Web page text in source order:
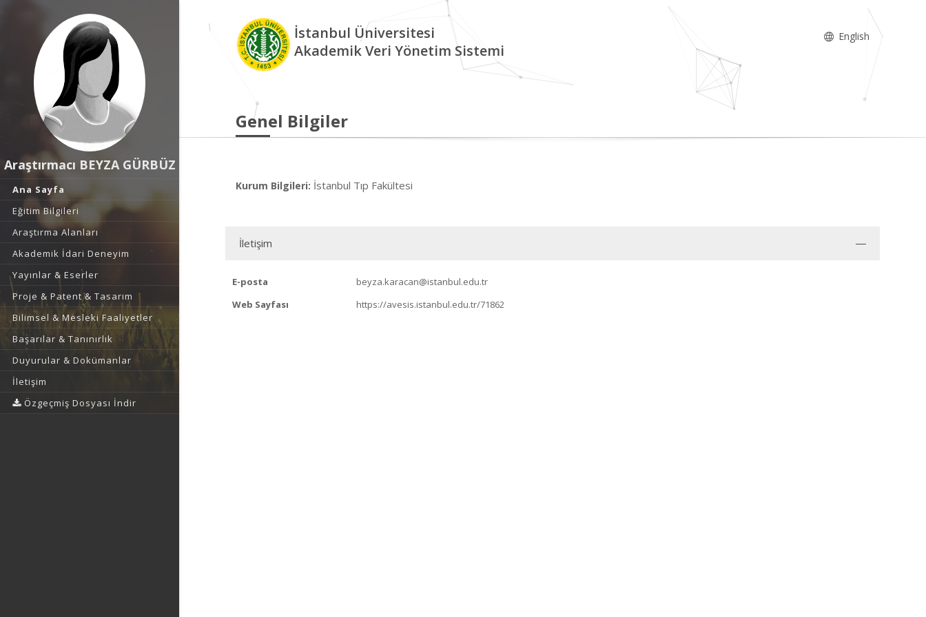
Araştırmacı BEYZA GÜRBÜZ
Ana Sayfa
Eğitim Bilgileri
Araştırma Alanları
Akademik İdari Deneyim
Yayınlar & Eserler
Proje & Patent & Tasarım
Bilimsel & Mesleki Faaliyetler
Başarılar & Tanınırlık
Duyurular & Dokümanlar
İletişim
Özgeçmiş Dosyası İndir
İstanbul Üniversitesi
Akademik Veri Yönetim Sistemi
English
Genel Bilgiler
Kurum Bilgileri: İstanbul Tıp Fakültesi
İletişim
E-posta
beyza.karacan@istanbul.edu.tr
Web Sayfası
https://avesis.istanbul.edu.tr/71862